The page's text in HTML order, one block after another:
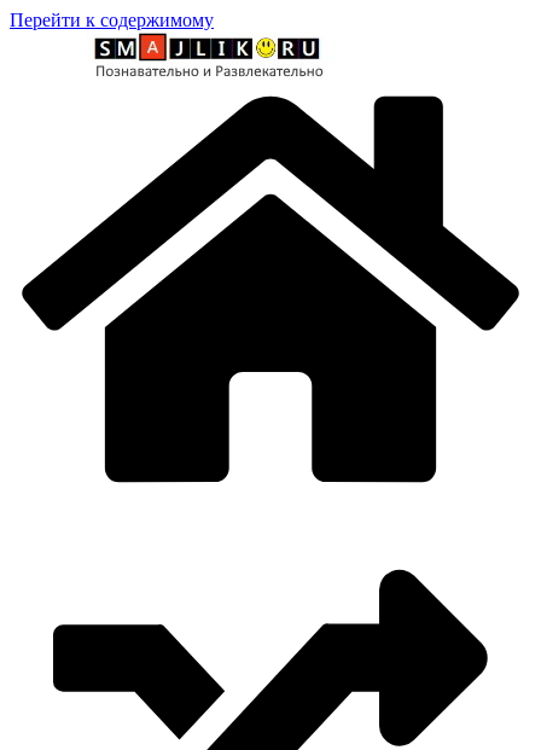
Перейти к содержимому